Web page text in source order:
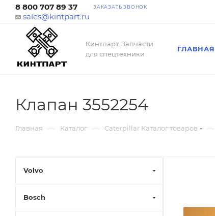
8 800 707 89 37 ЗАКАЗАТЬ ЗВОНОК
sales@kintpart.ru
Кинтпарт. Запчасти
для спецтехники
ГЛАВНАЯ
Клапан 3552254
Главная — Каталог — Caterpillar Каталог товаров —
Volvo
Bosch